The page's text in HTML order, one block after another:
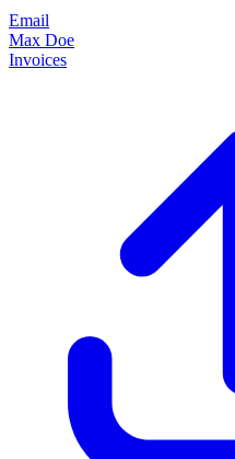
Email
Max Doe
Invoices